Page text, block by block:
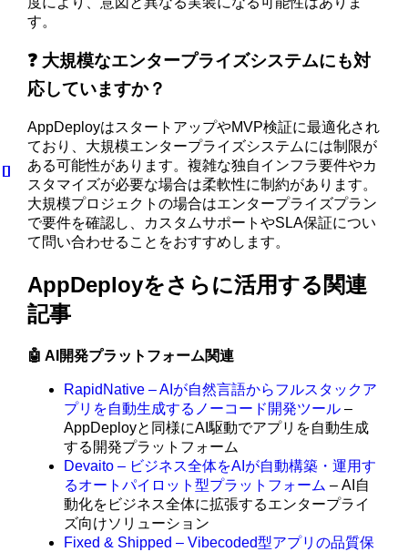
す。
❓ 大規模なエンタープライズシステムにも対
応していますか？
AppDeployはスタートアップやMVP検証に最適化され
ており、大規模エンタープライズシステムには制限が
ある可能性があります。複雑な独自インフラ要件やカ
スタマイズが必要な場合は柔軟性に制約があります。
大規模プロジェクトの場合はエンタープライズプラン
で要件を確認し、カスタムサポートやSLA保証につい
て問い合わせることをおすすめします。
AppDeployをさらに活用する関連
記事
🤖 AI開発プラットフォーム関連
RapidNative – AIが自然言語からフルスタックア
プリを自動生成するノーコード開発ツール –
AppDeployと同様にAI駆動でアプリを自動生成
する開発プラットフォーム
Devaito – ビジネス全体をAIが自動構築・運用す
るオートパイロット型プラットフォーム – AI自
動化をビジネス全体に拡張するエンタープライ
ズ向けソリューション
Fixed & Shipped – Vibecoded型アプリの品質保